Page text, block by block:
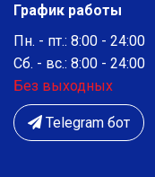
График работы
Пн. - пт.: 8:00 - 24:00
Сб. - вс.: 8:00 - 24:00
Без выходных
Telegram бот